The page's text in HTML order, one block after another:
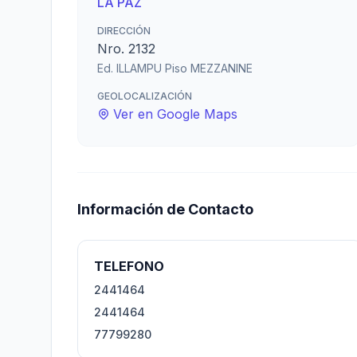
DIRECCIÓN
Nro. 2132
Ed. ILLAMPU Piso MEZZANINE
GEOLOCALIZACIÓN
Ver en Google Maps
Información de Contacto
TELEFONO
2441464
2441464
77799280